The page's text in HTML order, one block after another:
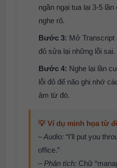
ngần ngại tua lại 3-5
nghe rõ.
Bước 3: Mở Transcript
đỏ sửa lại những lỗi sai.
Bước 4: Nghe lại lần
lỗi đỏ để não ghi nhớ
âm từ đó.
💡 Ví dụ minh họa từ
– Audio: “I’ll put you
office.”
– Phân tích: Chữ